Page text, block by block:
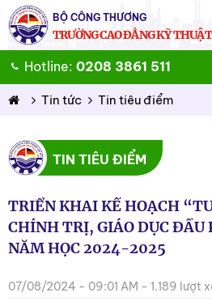
BỘ CÔNG THƯƠNG
TRƯỜNG CAO ĐẲNG KỸ
Hotline: 0208 3861 511
Tin tức Tin tiêu điểm
TIN TIÊU ĐIỂM
TRIỂN KHAI KẾ HOẠCH
CHÍNH TRỊ, GIÁO DỤC ĐẦU
NĂM HỌC 2024-2025
07/08/2024 - 09:01 AM - 1.189 lượt